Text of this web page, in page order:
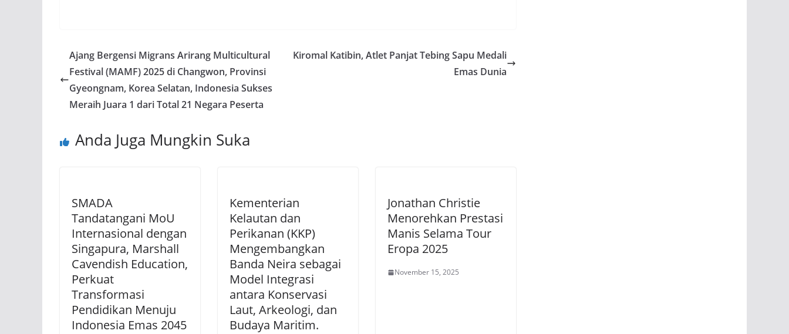
Ajang Bergensi Migrans Arirang Multicultural
Festival (MAMF) 2025 di Changwon, Provinsi
Gyeongnam, Korea Selatan, Indonesia Sukses
Meraih Juara 1 dari Total 21 Negara Peserta
Kiromal Katibin, Atlet Panjat Tebing Sapu Medali
Emas Dunia
Anda Juga Mungkin Suka
SMADA
Tandatangani MoU
Internasional dengan
Singapura, Marshall
Cavendish Education,
Perkuat
Transformasi
Pendidikan Menuju
Indonesia Emas 2045
Kementerian
Kelautan dan
Perikanan (KKP)
Mengembangkan
Banda Neira sebagai
Model Integrasi
antara Konservasi
Laut, Arkeologi, dan
Budaya Maritim.
Jonathan Christie
Menorehkan Prestasi
Manis Selama Tour
Eropa 2025
November 15, 2025